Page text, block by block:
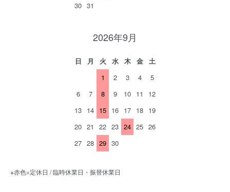
30 31
2026年9月
日 月 火 水 木 金
土
1
2 3 4
5
6
7 8 9 10 11
12
13 14 15 16 17 18 19
20 21 22 23 24 25 26
27 28 29 30
※赤色=定休日 / 臨時休業日・振替休業日